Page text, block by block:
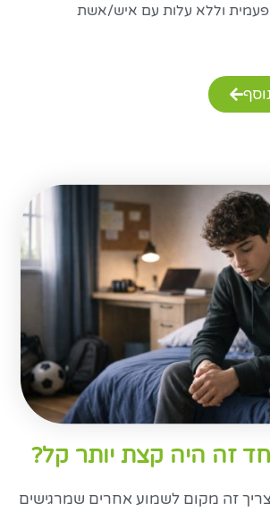
וללא עלות עם איש/אשת
זה היה קצת יותר קל?
זה מקום לשמוע אחרים שמרגישים